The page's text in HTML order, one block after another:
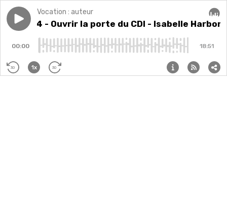
Play episodeEpisode 4 - Ouvrir la porte du CDI - Isabelle
Vocation : auteur
4 - Ouvrir la porte du CDI - Isabelle
00:00 18:51
30 1x 30